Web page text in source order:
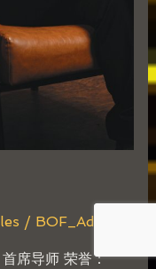
/ BOF_Admin
席导师 荣誉：